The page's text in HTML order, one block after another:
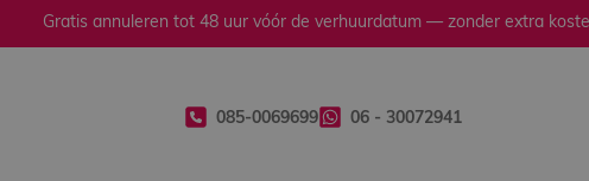
Gratis annuleren tot 48 uur vóór de verhuurdatum — zonder extra
085-0069699 06 - 30072941